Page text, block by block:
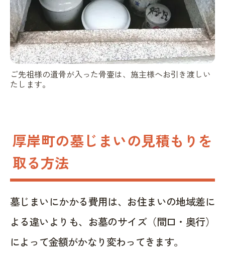
ご先祖様の遺骨が入った骨壷は、施主様へお引き渡しい
たします。
厚岸町の墓じまいの見積もりを
取る方法
墓じまいにかかる費用は、お住まいの地域差に
よる違いよりも、お墓のサイズ（間口・奥行）
によって金額がかなり変わってきます。